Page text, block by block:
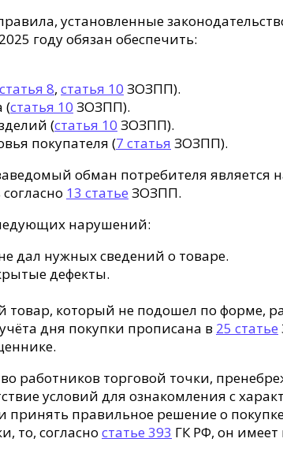
установленные
году обязан обеспечить:
статья 8, статья 10 ЗОЗПП).
(статья 10 ЗОЗПП).
(статья 10 ЗОЗПП).
покупателя (7 статья ЗОЗПП).
обман потребителя является
13 статье ЗОЗПП.
нарушений:
дал нужных сведений о товаре.
дефекты.
который не подошел по форме,
дня покупки прописана в 25 статье
работников торговой точки,
условий для ознакомления с
правильное решение о
то, согласно статье 393 ГК РФ, он